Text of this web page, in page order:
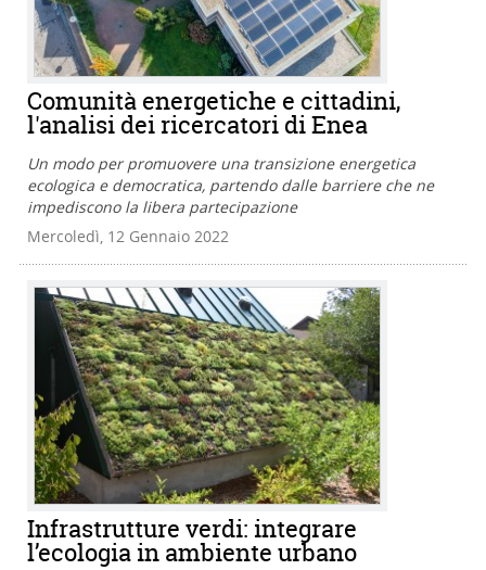
Comunità energetiche e cittadini,
l'analisi dei ricercatori di Enea
Un modo per promuovere una transizione energetica
ecologica e democratica, partendo dalle barriere che ne
impediscono la libera partecipazione
Mercoledì, 12 Gennaio 2022
Infrastrutture verdi: integrare
l’ecologia in ambiente urbano